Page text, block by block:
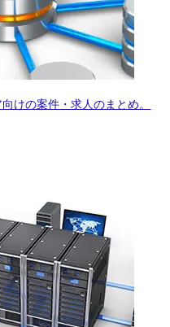
けの案件・求人のまとめ。